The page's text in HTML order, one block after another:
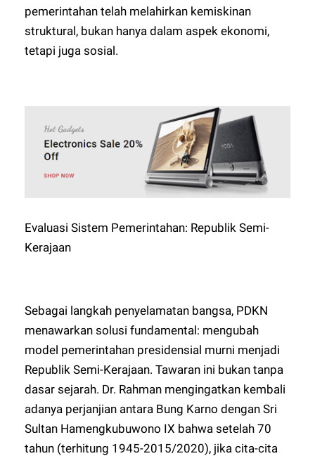
pemerintahan telah melahirkan kemiskinan
struktural, bukan hanya dalam aspek ekonomi,
tetapi juga sosial.
Evaluasi Sistem Pemerintahan: Republik Semi-
Kerajaan
Sebagai langkah penyelamatan bangsa, PDKN
menawarkan solusi fundamental: mengubah
model pemerintahan presidensial murni menjadi
Republik Semi-Kerajaan. Tawaran ini bukan tanpa
dasar sejarah. Dr. Rahman mengingatkan kembali
adanya perjanjian antara Bung Karno dengan Sri
Sultan Hamengkubuwono IX bahwa setelah 70
tahun (terhitung 1945-2015/2020), jika cita-cita